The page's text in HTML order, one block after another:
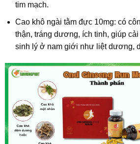
tim mạch.
Cao khô ngài tằm đực 10mg: có
thận, tráng dương, ích tinh, giúp
sinh lý ở nam giới như liệt dương,